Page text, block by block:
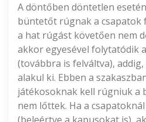
A döntőben döntetlen
büntetőt rúgnak a csapatok
a hat rúgást követően nem
akkor egyesével folytatódik
(továbbra is felváltva),
alakul ki. Ebben a
játékosoknak kell rúgniuk a
nem lőttek. Ha a